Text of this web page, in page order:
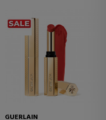
GUERLAIN